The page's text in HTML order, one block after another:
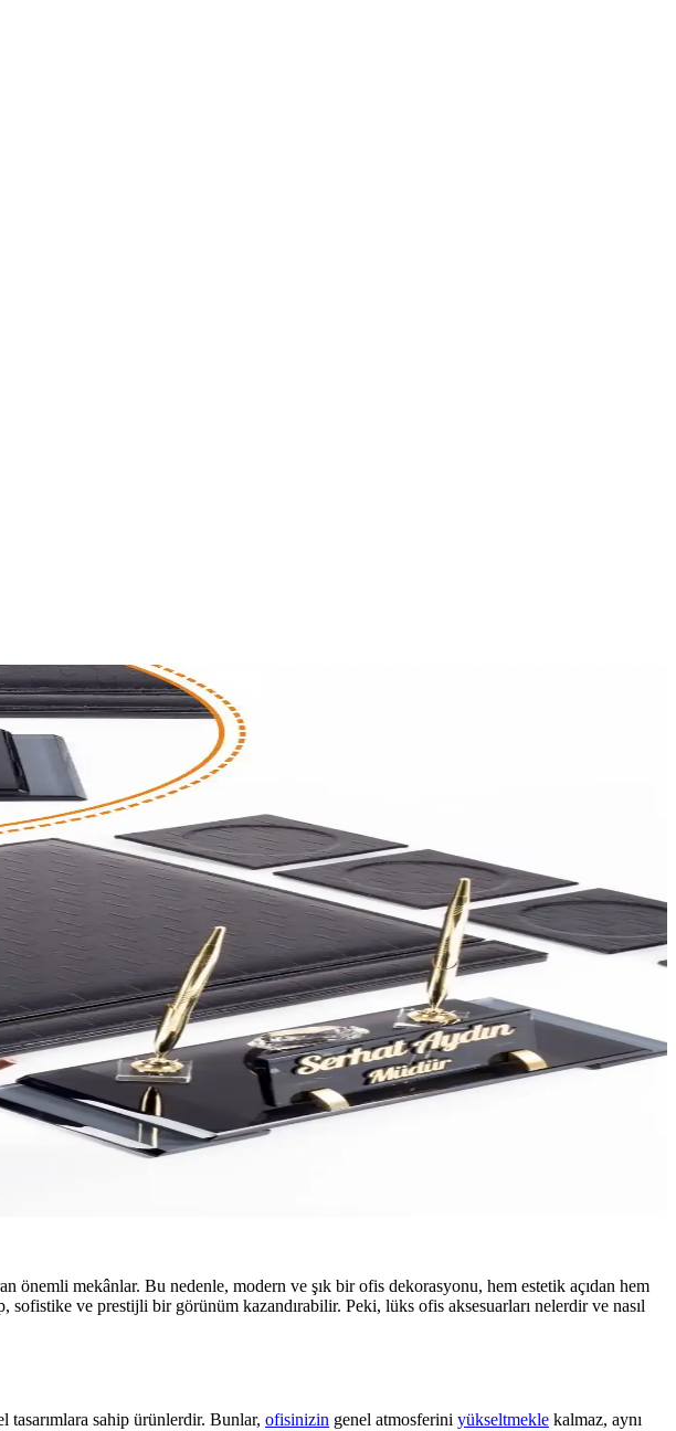
önemli mekânlar. Bu nedenle, modern ve şık bir ofis dekorasyonu, hem estetik açıdan hem
sofistike ve prestijli bir görünüm kazandırabilir. Peki, lüks ofis aksesuarları nelerdir ve nasıl
sahip ürünlerdir. Bunlar, ofisinizin genel atmosferini yükseltmekle kalmaz, aynı